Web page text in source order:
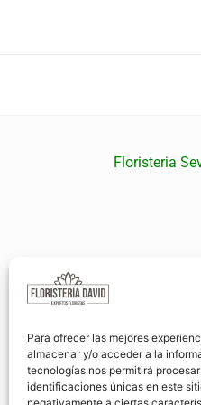
Para ofrecer las mejores
almacenar y/o acceder a la
tecnologías nos permitirá
identificaciones únicas en este
Floristeria